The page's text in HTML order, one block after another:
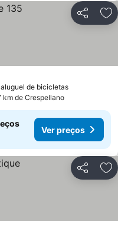
Partilhar
de bicicletas
km de Crespellano
Ver preços
Partilhar